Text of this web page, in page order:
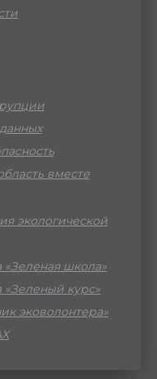
вместе
экологической
школа»
«Зеленый курс»
эковолонтера»